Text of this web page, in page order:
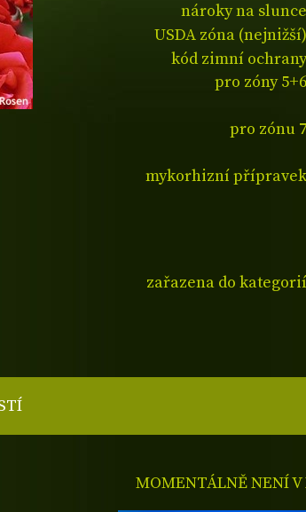
nároky na slunce
USDA zóna (nejnižší)
kód zimní
pro zóny 5+6
pro zónu 7
mykorhizní přípravek
zařazena do kategorií
MOMENTÁLNĚ NENÍ V